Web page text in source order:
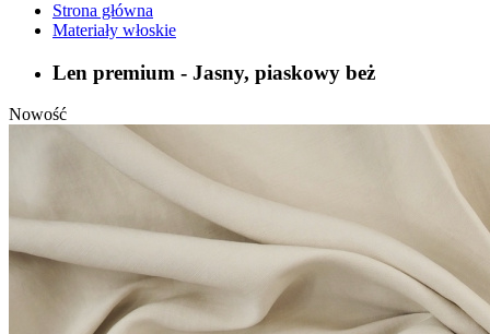
Strona główna
Materiały włoskie
Len premium - Jasny, piaskowy beż
Nowość